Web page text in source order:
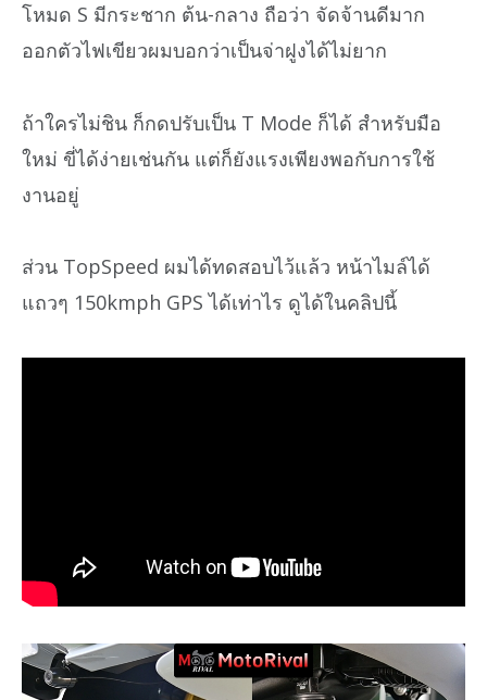
โหมด S มีกระชาก ต้น-กลาง ถือว่า จัดจ้านดีมาก
ออกตัวไฟเขียวผมบอกว่าเป็นจ่าฝูงได้ไม่ยาก
ถ้าใครไม่ชิน ก็กดปรับเป็น T Mode ก็ได้ สำหรับมือ
ใหม่ ขี่ได้ง่ายเช่นกัน แต่ก็ยังแรงเพียงพอกับการใช้
งานอยู่
ส่วน TopSpeed ผมได้ทดสอบไว้แล้ว หน้าไมล์ได้
แถวๆ 150kmph GPS ได้เท่าไร ดูได้ในคลิปนี้